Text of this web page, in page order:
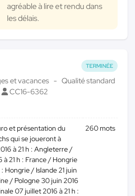
agréable à lire et rendu dans
les délais.
TERMINÉE
et vacances
Qualité standard
CC16-6362
et présentation du
qui se joueront à
à 21 h : Angleterre /
à 21 h : France / Hongrie
: Hongrie / Islande 21 juin
/ Pologne 30 juin 2016
07 juillet 2016 à 21 h :
260 mots